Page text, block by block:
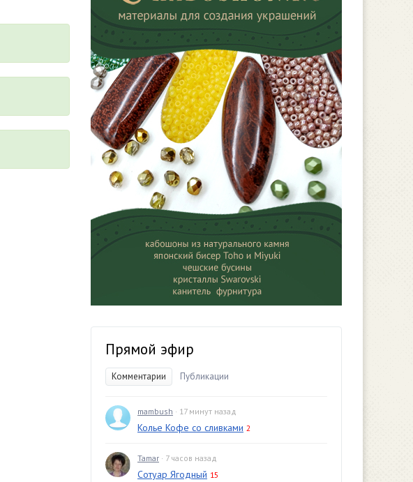
Прямой эфир
Комментарии Публикации
mambush · 17 минут назад
Колье Кофе со сливками 2
Tamar · 7 часов назад
Сотуар Ягодный 15